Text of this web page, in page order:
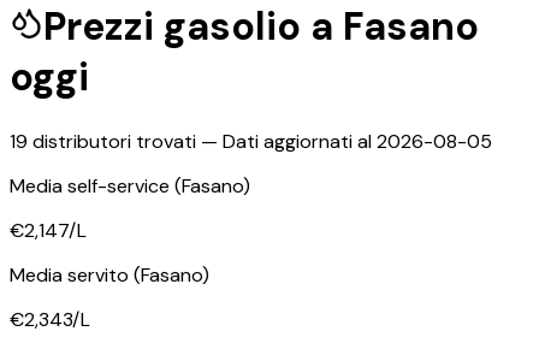
Prezzi gasolio a Fasano
oggi
19 distributori trovati — Dati aggiornati al2026-08-05
Media self-service (Fasano)
€2,147/L
Media servito (Fasano)
€2,343/L